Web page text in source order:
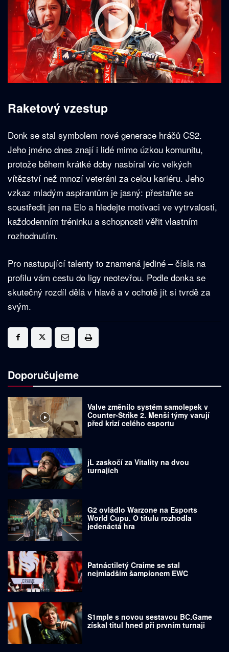
Raketový vzestup
Donk se stal symbolem nové generace hráčů CS2.
Jeho jméno dnes znají i lidé mimo úzkou komunitu,
protože během krátké doby nasbíral víc velkých
vítězství než mnozí veteráni za celou kariéru. Jeho
vzkaz mladým aspirantům je jasný: přestaňte se
soustředit jen na Elo a hledejte motivaci ve vytrvalosti,
každodenním tréninku a schopnosti věřit vlastním
rozhodnutím.
Pro nastupující talenty to znamená jediné – čísla na
profilu vám cestu do ligy neotevřou. Podle donka se
skutečný rozdíl dělá v hlavě a v ochotě jít si tvrdě za
svým.
Doporučujeme
Valve změnilo systém samolepek v
Counter-Strike 2. Menší týmy varují
před krizí celého esportu
jL zaskočí za Vitality na dvou
turnajích
G2 ovládlo Warzone na Esports
World Cupu. O titulu rozhodla
jedenáctá hra
Patnáctiletý Craime se stal
nejmladším šampionem EWC
S1mple s novou sestavou BC.Game
získal titul hned při prvním turnaji